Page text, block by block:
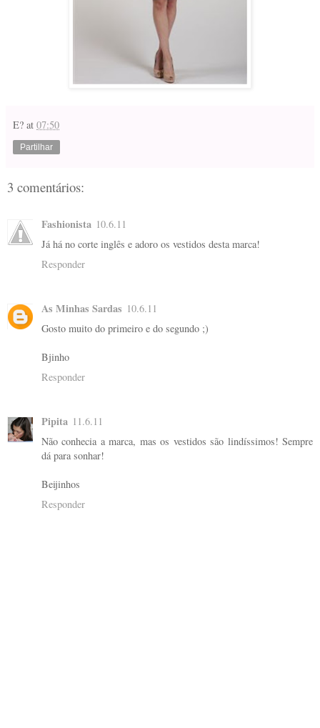
E? at 07:50
Partilhar
3 comentários:
Fashionista 10.6.11
Já há no corte inglês e adoro os vestidos desta marca!
Responder
As Minhas Sardas 10.6.11
Gosto muito do primeiro e do segundo ;)
Bjinho
Responder
Pipita 11.6.11
Não conhecia a marca, mas os vestidos são lindíssimos! Sempre
dá para sonhar!
Beijinhos
Responder